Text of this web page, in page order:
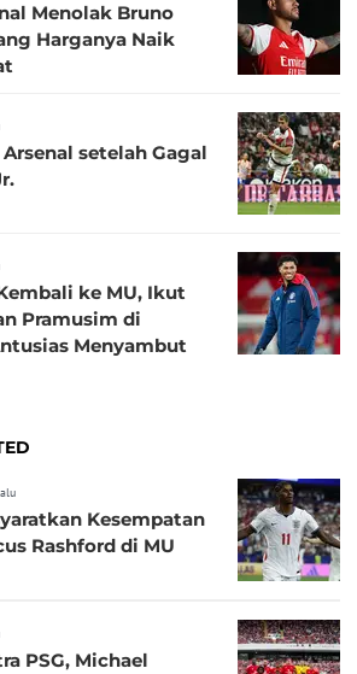
Menolak Bruno
Harganya Naik
setelah Gagal
ke MU, Ikut
Pramusim di
Menyambut
Kesempatan
Rashford di MU
PSG, Michael